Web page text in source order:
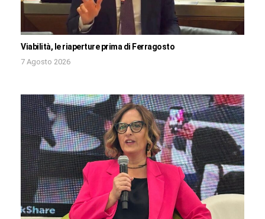
Viabilità, le riaperture prima di Ferragosto
7 Agosto 2026